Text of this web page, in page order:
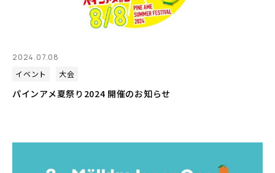
2024.07.08
イベント
大会
パインアメ夏祭り2024 開催のお知らせ